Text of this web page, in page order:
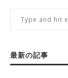
最新の記事